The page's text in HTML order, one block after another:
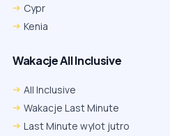
Cypr
Kenia
Wakacje All Inclusive
All Inclusive
Wakacje Last Minute
Last Minute wylot jutro